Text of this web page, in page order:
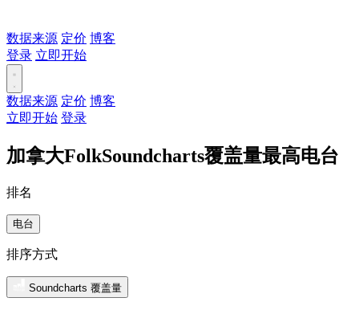
数据来源 定价 博客
登录 立即开始
数据来源 定价 博客
立即开始 登录
加拿大FolkSoundcharts覆盖量最高电台
排名
电台
排序方式
Soundcharts 覆盖量